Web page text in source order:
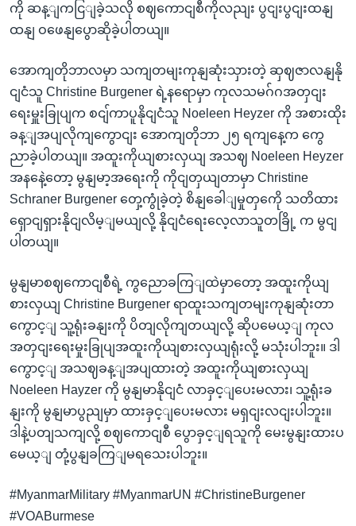
ကို ဆန့ျကငြျခဲ့သလို စဈကောငျစီကိုလညျး ပွငျးပွငျးထနျ
ထနျ ဝဖေနျပွောဆိုခဲ့ပါတယျ။
အောကျတိုဘာလမှာ သကျတမျးကုနျဆုံးသှားတဲ့ ဆှဈဇာလနျနို
ငျငံသူ Christine Burgener ရဲ့နရောမှာ ကုလသမဂ်ဂအတှငျး
ရေးမှူးခြုပျက စငျ်ကာပူနိုငျငံသူ Noeleen Heyzer ကို အစားထိုး
ခန့ျအပျလိုကျကွောငျး အောကျတိုဘာ ၂၅ ရကျနေ့က ကွေ
ညာခဲ့ပါတယျ။ အထူးကိုယျစားလှယျ အသဈ Noeleen Heyzer
အနနေဲ့တော့ မွနျမာ့အရေးကို ကိုငျတှယျတာမှာ Christine
Schraner Burgener တှေ့ကွုံခဲ့တဲ့ စိနျခေါျမှုတှကေို သတိထား
ရှောငျရှားနိုငျလိမ့ျမယျလို့ နိုငျငံရေးလေ့လာသူတခြို့ က မွငျ
ပါတယျ။
မွနျမာစဈကောငျစီရဲ့ ကွညောခကြျထဲမှာတော့ အထူးကိုယျ
စားလှယျ Christine Burgener ရာထူးသကျတမျးကုနျဆုံးတာ
ကွောင့ျ သူ့ရုံးခနျးကို ပိတျလိုကျတယျလို့ ဆိုပမေယ့ျ ကုလ
အတှငျးရေးမှုးခြုပျအထူးကိုယျစားလှယျရုံးလို့ မသုံးပါဘူး။ ဒါ
ကွောင့ျ အသဈခန့ျအပျထားတဲ့ အထူးကိုယျစားလှယျ
Noeleen Hayzer ကို မွနျမာနိုငျငံ လာခှင့ျပေးမလား၊ သူ့ရုံးခ
နျးကို မွနျမာပွညျမှာ ထားခှင့ျပေးမလား မရှငျးလငျးပါဘူး။
ဒါနဲ့ပတျသကျလို့ စဈကောငျစီ ပွောခှင့ျရသူကို မေးမွနျးထားပ
မေယ့ျ တုံ့ပွနျခကြျမရသေးပါဘူး။
#MyanmarMilitary #MyanmarUN #ChristineBurgener
#VOABurmese